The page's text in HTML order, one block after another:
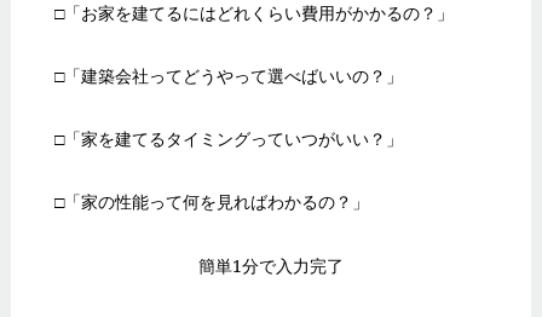
□「お家を建てるにはどれくらい費用がかかるの？」
□「建築会社ってどうやって選べばいいの？」
□「家を建てるタイミングっていつがいい？」
□「家の性能って何を見ればわかるの？」
簡単1分で入力完了